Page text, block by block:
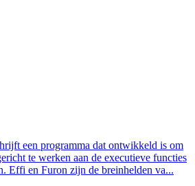
een programma dat ontwikkeld is om
te werken aan de executieve functies
Effi en Furon zijn de breinhelden va...